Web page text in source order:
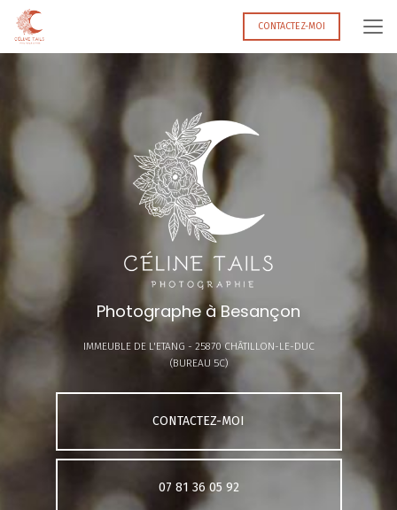
Aller
contenu
CONTACTEZ-MOI
Photographe à Besançon
IMMEUBLE DE L'ETANG - 25870 CHÂTILLON-LE-DUC
(BUREAU 5C)
CONTACTEZ-MOI
07 81 36 05 92